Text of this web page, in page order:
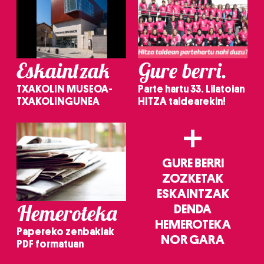
Eskaintzak
TXAKOLIN MUSEOA-
TXAKOLINGUNEA
Gure berri.
Parte hartu 33. Lilatoian
HITZA taldearekin!
Hemeroteka
Papereko zenbakiak
PDF formatuan
+
GURE BERRI
ZOZKETAK
ESKAINTZAK
DENDA
HEMEROTEKA
NOR GARA